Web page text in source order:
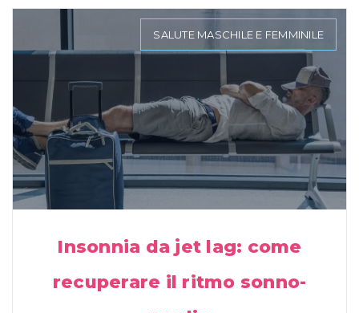
SALUTE MASCHILE E FEMMINILE
Insonnia da jet lag: come
recuperare il ritmo sonno-